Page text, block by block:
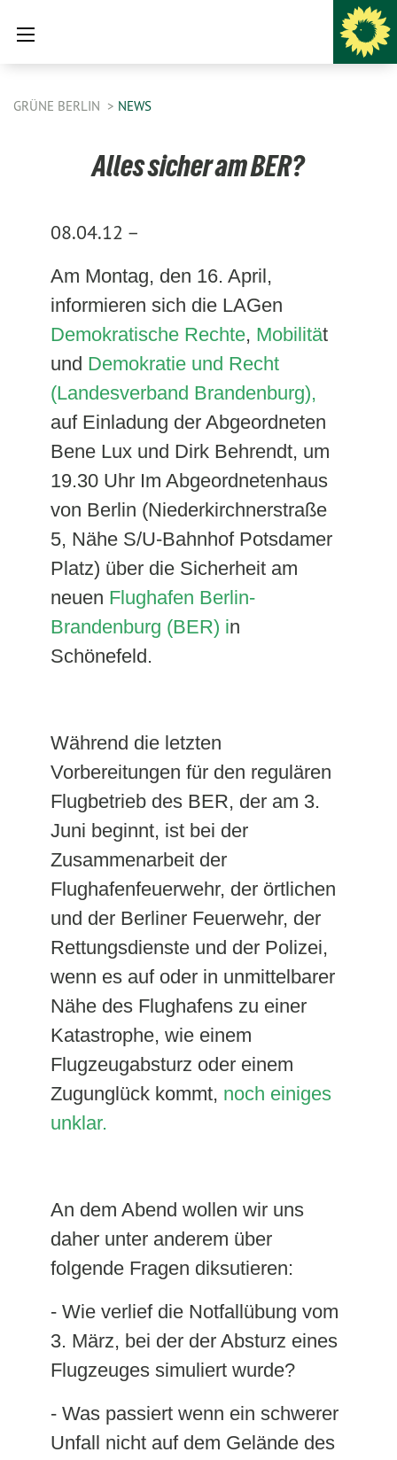
GRÜNE BERLIN NEWS
Alles sicher am BER?
08.04.12 –
Am Montag, den 16. April,
informieren sich die LAGen
Demokratische Rechte, Mobilität
und Demokratie und Recht
(Landesverband Brandenburg),
auf Einladung der Abgeordneten
Bene Lux und Dirk Behrendt, um
19.30 Uhr Im Abgeordnetenhaus
von Berlin (Niederkirchnerstraße
5, Nähe S/U-Bahnhof Potsdamer
Platz) über die Sicherheit am
neuen Flughafen Berlin-
Brandenburg (BER) in
Schönefeld.
Während die letzten
Vorbereitungen für den regulären
Flugbetrieb des BER, der am 3.
Juni beginnt, ist bei der
Zusammenarbeit der
Flughafenfeuerwehr, der örtlichen
und der Berliner Feuerwehr, der
Rettungsdienste und der Polizei,
wenn es auf oder in unmittelbarer
Nähe des Flughafens zu einer
Katastrophe, wie einem
Flugzeugabsturz oder einem
Zugunglück kommt, noch einiges
unklar.
An dem Abend wollen wir uns
daher unter anderem über
folgende Fragen diksutieren:
- Wie verlief die Notfallübung vom
3. März, bei der der Absturz eines
Flugzeuges simuliert wurde?
- Was passiert wenn ein schwerer
Unfall nicht auf dem Gelände des